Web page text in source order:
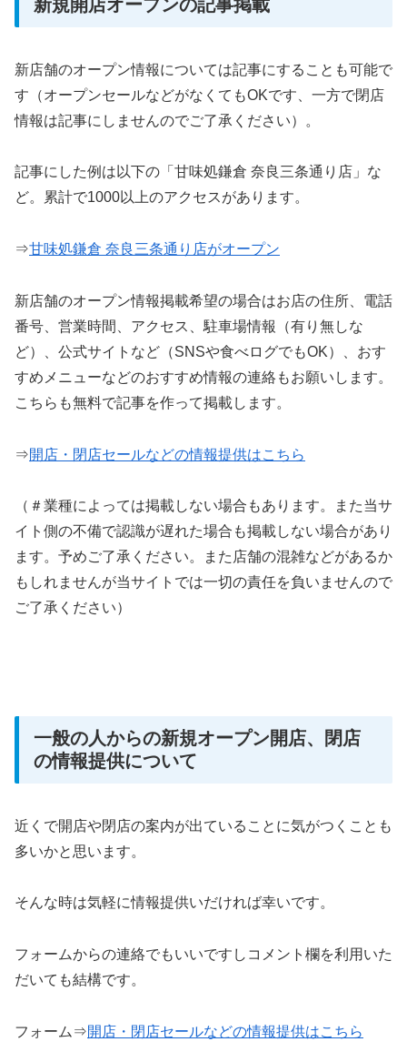
新規開店オープンの記事掲載
新店舗のオープン情報については記事にすることも可能で
す（オープンセールなどがなくてもOKです、一方で閉店
情報は記事にしませんのでご了承ください）。
記事にした例は以下の「甘味処鎌倉 奈良三条通り店」な
ど。累計で1000以上のアクセスがあります。
⇒甘味処鎌倉 奈良三条通り店がオープン
新店舗のオープン情報掲載希望の場合はお店の住所、電話
番号、営業時間、アクセス、駐車場情報（有り無しな
ど）、公式サイトなど（SNSや食べログでもOK）、おす
すめメニューなどのおすすめ情報の連絡もお願いします。
こちらも無料で記事を作って掲載します。
⇒開店・閉店セールなどの情報提供はこちら
（＃業種によっては掲載しない場合もあります。また当サ
イト側の不備で認識が遅れた場合も掲載しない場合があり
ます。予めご了承ください。また店舗の混雑などがあるか
もしれませんが当サイトでは一切の責任を負いませんので
ご了承ください）
一般の人からの新規オープン開店、閉店
の情報提供について
近くで開店や閉店の案内が出ていることに気がつくことも
多いかと思います。
そんな時は気軽に情報提供いだければ幸いです。
フォームからの連絡でもいいですしコメント欄を利用いた
だいても結構です。
フォーム⇒開店・閉店セールなどの情報提供はこちら